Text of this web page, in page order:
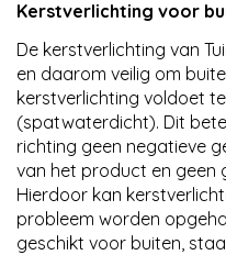
Kerstverlichting voor
De kerstverlichting van
en daarom veilig om
kerstverlichting voldoet
(spatwaterdicht). Dit
richting geen negatieve
van het product en geen
Hierdoor kan
probleem worden
geschikt voor buiten,